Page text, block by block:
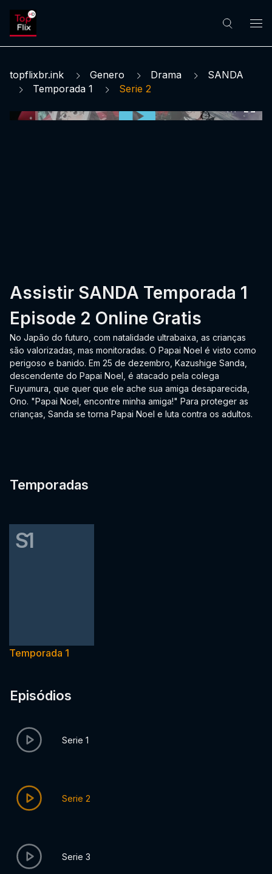
topflixbr.ink Genero Drama
SANDA
Temporada 1
Serie 2
Assistir SANDA Temporada 1
Episode 2 Online Gratis
No Japão do futuro, com natalidade ultrabaixa, as crianças
são valorizadas, mas monitoradas. O Papai Noel é visto como
perigoso e banido. Em 25 de dezembro, Kazushige Sanda,
descendente do Papai Noel, é atacado pela colega
Fuyumura, que quer que ele ache sua amiga desaparecida,
Ono. "Papai Noel, encontre minha amiga!" Para proteger as
crianças, Sanda se torna Papai Noel e luta contra os adultos.
Temporadas
S1
Temporada 1
Episódios
Serie 1
Serie 2
Serie 3